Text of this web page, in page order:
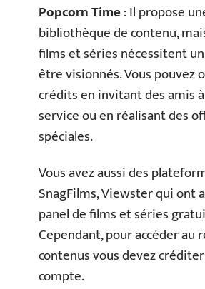
Popcorn Time: Il propose
bibliothèque de contenu,
films et séries nécessitent
être visionnés. Vous pouvez
crédits en invitant des amis
service ou en réalisant des
spéciales.
Vous avez aussi des
SnagFilms, Viewster qui ont
panel de films et séries
Cependant, pour accéder au
contenus vous devez
compte.